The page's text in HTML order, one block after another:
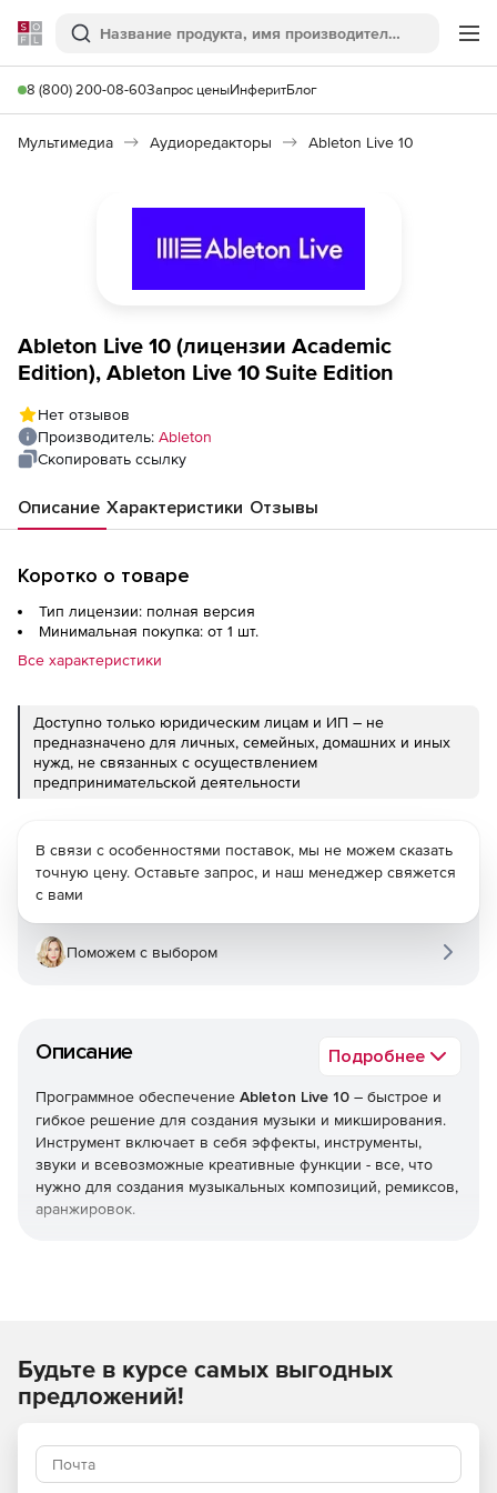
Softline
Поиск
8 (800) 200-08-60Запрос ценыИнферитБлог
Мультимедиа Аудиоредакторы Ableton Live 10
Ableton Live 10 (лицензии Academic
Edition), Ableton Live 10 Suite Edition
Нет отзывов
Производитель: Ableton
Скопировать ссылку
Описание Характеристики Отзывы
Коротко о товаре
Тип лицензии: полная версия
Минимальная покупка: от 1 шт.
Все характеристики
Доступно только юридическим лицам и ИП – не
предназначено для личных, семейных, домашних и иных
нужд, не связанных с осуществлением
предпринимательской деятельности
Описание Подробнее
Программное обеспечение Ableton Live 10 – быстрое и
гибкое решение для создания музыки и микширования.
Инструмент включает в себя эффекты, инструменты,
звуки и всевозможные креативные функции - все, что
нужно для создания музыкальных композиций, ремиксов,
аранжировок.
Drum Booth объединяет все звуковые барабанные и
перкуссионные звуки.
запрограммированные пресеты для синтезаторов Live
В связи с особенностями поставок, мы не можем сказать
точную цену. Оставьте запрос, и наш менеджер свяжется
с вами
Поможем с выбором
Будьте в курсе самых выгодных
предложений!